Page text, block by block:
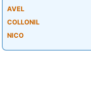
AVEL
COLLONIL
NICO